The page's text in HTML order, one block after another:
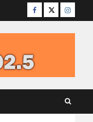
Facebook
Twitter